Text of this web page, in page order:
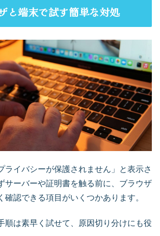
と端末で試す簡単な対処
ライバシーが保護されません」と表示さ
サーバーや証明書を触る前に、ブラウザ
確認できる項目がいくつかあります。
順は素早く試せて、原因切り分けにも役